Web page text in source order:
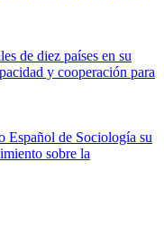
de diez países en su
y cooperación para
de Sociología su
sobre la